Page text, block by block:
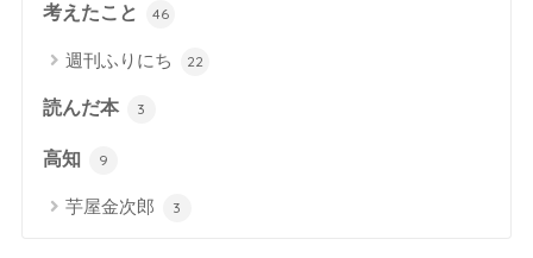
考えたこと 46
週刊ふりにち 22
読んだ本 3
高知 9
芋屋金次郎 3